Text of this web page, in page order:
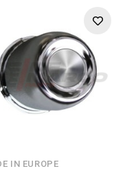
IN EUROPE